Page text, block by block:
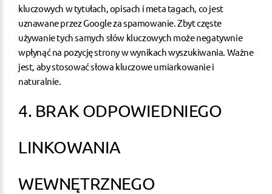
kluczowych w tytułach, opisach i meta tagach, co jest
uznawane przez Google za spamowanie. Zbyt częste
używanie tych samych słów kluczowych może negatywnie
wpłynąć na pozycję strony w wynikach wyszukiwania. Ważne
jest, aby stosować słowa kluczowe umiarkowanie i
naturalnie.
4. BRAK ODPOWIEDNIEGO
LINKOWANIA
WEWNĘTRZNEGO